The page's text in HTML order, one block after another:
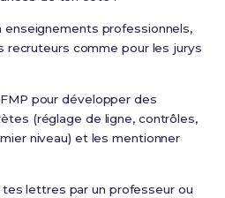
professionnels,
recruteurs comme pour les jurys
pour développer des
(réglage de ligne, contrôles,
niveau) et les mentionner
tes lettres par un professeur ou